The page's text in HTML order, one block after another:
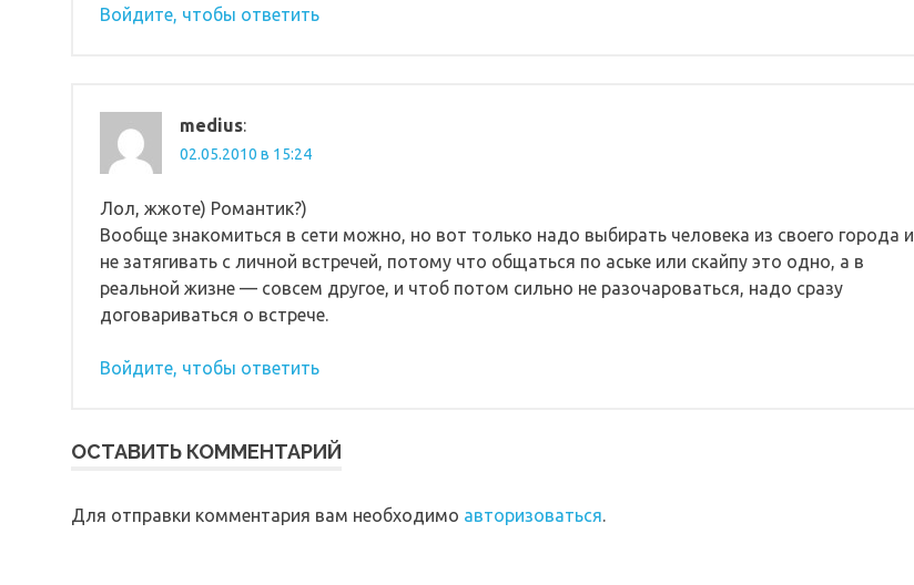
Войдите, чтобы ответить
medius:
02.05.2010 в 15:24
Лол, жжоте) Романтик?)
Вообще знакомиться в сети можно, но вот только надо выбирать человека из своего города и
не затягивать с личной встречей, потому что общаться по аське или скайпу это одно, а в
реальной жизне — совсем другое, и чтоб потом сильно не разочароваться, надо сразу
договариваться о встрече.
Войдите, чтобы ответить
ОСТАВИТЬ КОММЕНТАРИЙ
Для отправки комментария вам необходимо авторизоваться.